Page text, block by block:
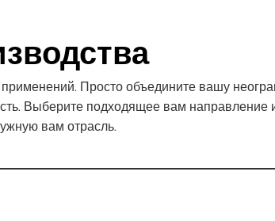
Просто объедините вашу
Выберите подходящее вам направление
вам отрасль.